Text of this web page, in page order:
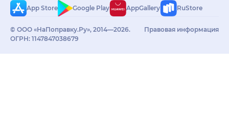
App Store
Google Play AppGallery RuStore
© ООО «НаПоправку.Ру», 2014—2026.
ОГРН: 1147847038679
Правовая информация